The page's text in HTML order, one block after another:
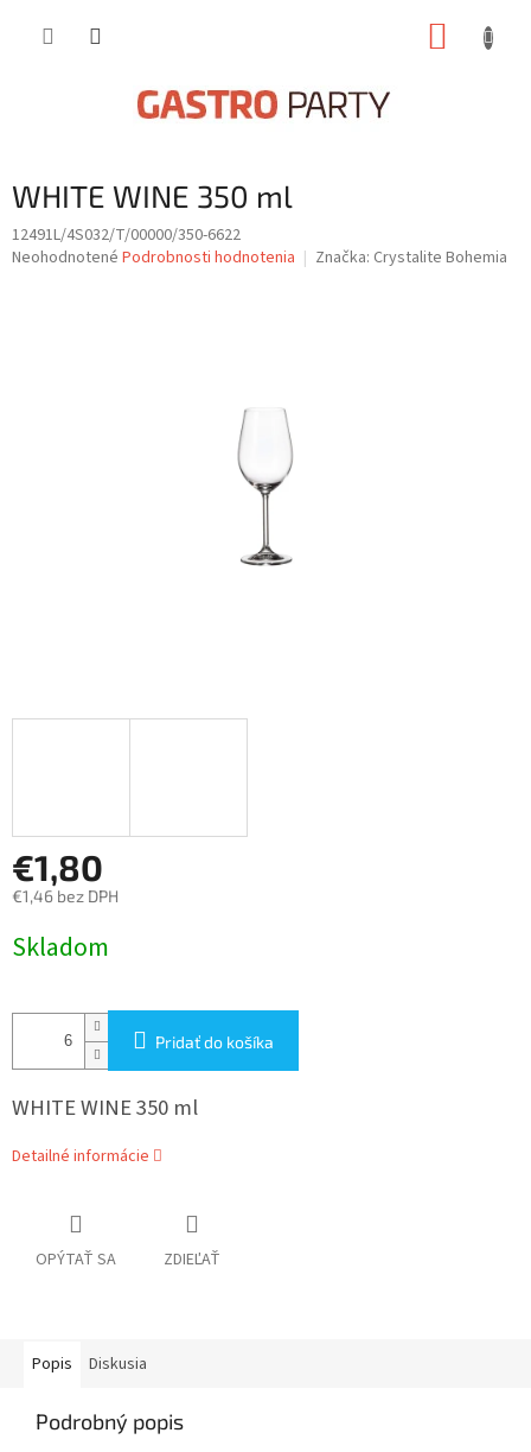
WHITE WINE 350 ml
12491L/4S032/T/00000/350-6622
Priemerné
Neohodnotené Podrobnosti hodnotenia Značka: Crystalite Bohemia
€1,80
€1,46 bez DPH
cena:
Skladom
Pridať do košíka
WHITE WINE 350 ml
Detailné informácie
OPÝTAŤ SA ZDIEĽAŤ
Popis Diskusia
Podrobný popis